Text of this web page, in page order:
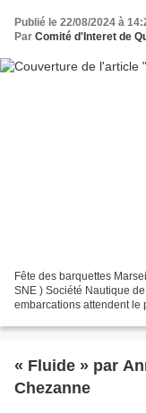
Publié le 22/08/2024 à
Par Comité d'Interet de
Fête des barquettes
SNE ) Société Nautique
embarcations attendent le
« Fluide » par
Chezanne